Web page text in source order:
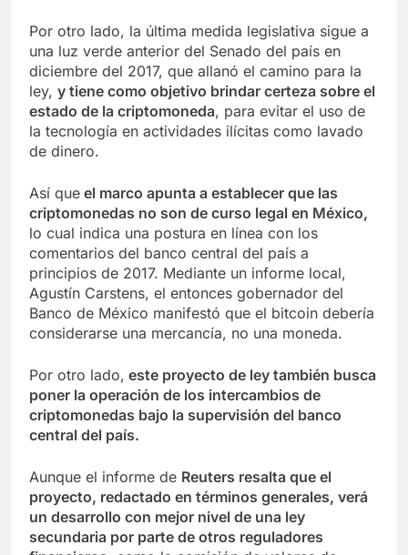
Por otro lado, la última medida legislativa sigue a
una luz verde anterior del Senado del país en
diciembre del 2017, que allanó el camino para la
ley, y tiene como objetivo brindar certeza sobre el
estado de la criptomoneda, para evitar el uso de
la tecnología en actividades ilícitas como lavado
de dinero.
Así que el marco apunta a establecer que las
criptomonedas no son de curso legal en México,
lo cual indica una postura en línea con los
comentarios del banco central del país a
principios de 2017. Mediante un informe local,
Agustín Carstens, el entonces gobernador del
Banco de México manifestó que el bitcoin debería
considerarse una mercancía, no una moneda.
Por otro lado, este proyecto de ley también busca
poner la operación de los intercambios de
criptomonedas bajo la supervisión del banco
central del país.
Aunque el informe de Reuters resalta que el
proyecto, redactado en términos generales, verá
un desarrollo con mejor nivel de una ley
secundaria por parte de otros reguladores